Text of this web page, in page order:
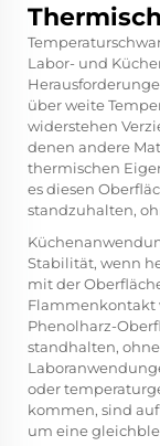
Labor- und
über weite
widerstehen
denen andere
thermischen
es diesen
standzuhalten,
Stabilität, wenn
mit der
Flammenkontakt
Phenolharz-
standhalten,
oder
kommen, sind
um eine